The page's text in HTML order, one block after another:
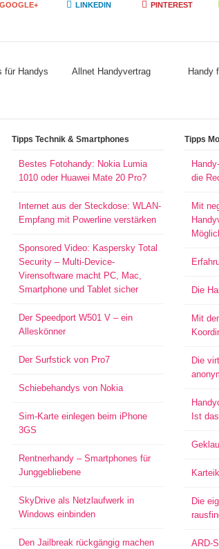
GOOGLE+ LINKEDIN PINTEREST
für Handys Allnet Handyvertrag Handy
Tipps Technik & Smartphones
Bestes Fotohandy: Nokia Lumia
1010 oder Huawei Mate 20 Pro?
Internet aus der Steckdose: WLAN-
Empfang mit Powerline verstärken
Sponsored Video: Kaspersky Total
Security – Multi-Device-
Virensoftware macht PC, Mac,
Smartphone und Tablet sicher
Der Speedport W501 V – ein
Alleskönner
Der Surfstick von Pro7
Schiebehandys von Nokia
Sim-Karte einlegen beim iPhone
3GS
Rentnerhandy – Smartphones für
Junggebliebene
SkyDrive als Netzlaufwerk in
Windows einbinden
Den Jailbreak rückgängig machen
Tipps
die
Mit
Die
Mit
Die
Ist
Die
ARD-